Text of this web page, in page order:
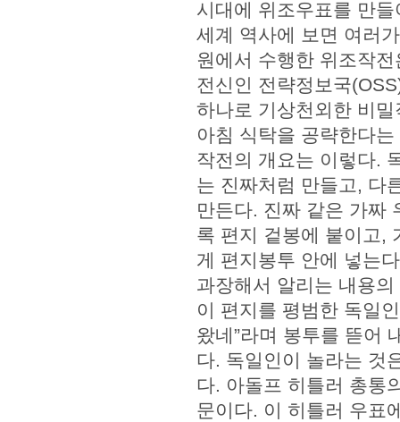
시대에 위조우표를 만
세계 역사에 보면 여러
원에서 수행한 위조작
전신인 전략정보국
하나로 기상천외한 비
아침 식탁을 공략한다
작전의 개요는 이렇다.
는 진짜처럼 만들고, 다
만든다. 진짜 같은 가짜
록 편지 겉봉에 붙이고,
게 편지봉투 안에 넣는
과장해서 알리는 내용
이 편지를 평범한 독일
왔네”라며 봉투를 뜯어
다. 독일인이 놀라는 것
다. 아돌프 히틀러 총통
문이다. 이 히틀러 우표